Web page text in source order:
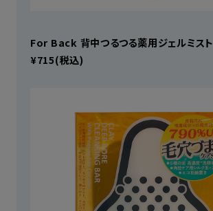
For Back 背中つるつる薬用ジェルミスト
¥715(税込)